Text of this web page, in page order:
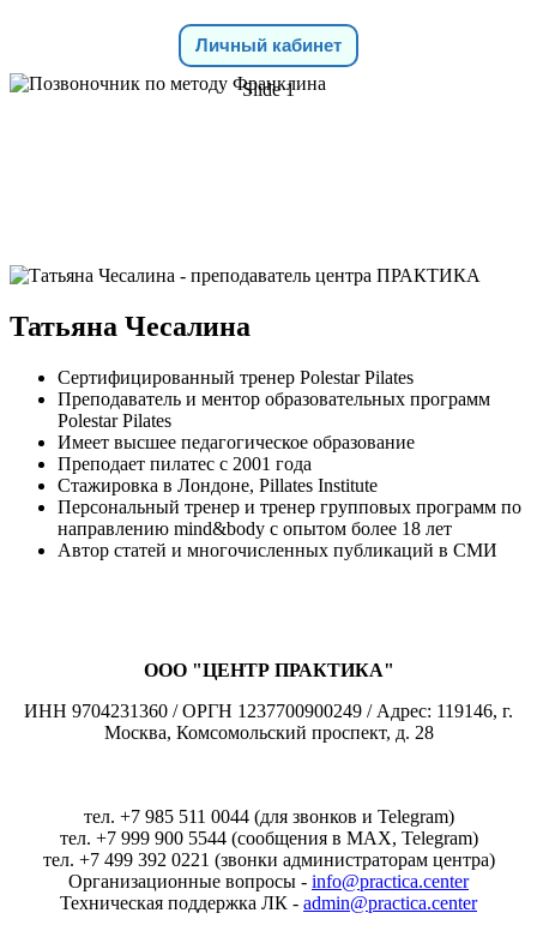
Личный кабинет
Slide 1
Татьяна Чесалина
Сертифицированный тренер Polestar Pilates
Преподаватель и ментор образовательных программ
Polestar Pilates
Имеет высшее педагогическое образование
Преподает пилатес с 2001 года
Стажировка в Лондоне, Pillates Institute
Персональный тренер и тренер групповых программ по
направлению mind&body с опытом более 18 лет
Автор статей и многочисленных публикаций в СМИ
ООО "ЦЕНТР ПРАКТИКА"
ИНН 9704231360 / ОРГН 1237700900249 / Адрес: 119146, г.
Москва, Комсомольский проспект, д. 28
тел. +7 985 511 0044 (для звонков и Telegram)
тел. +7 999 900 5544 (сообщения в MAX, Telegram)
тел. +7 499 392 0221 (звонки администраторам центра)
Организационные вопросы - info@practica.center
Техническая поддержка ЛК - admin@practica.center